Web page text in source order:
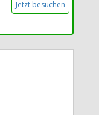
Jetzt besuchen